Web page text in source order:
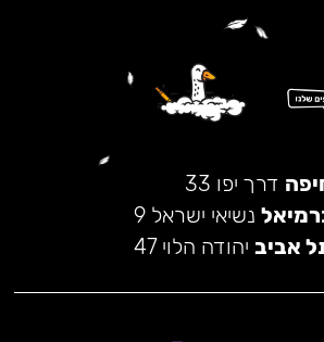
דרך יפו 33
נשיאי ישראל 9
אביב יהודה הלוי 47